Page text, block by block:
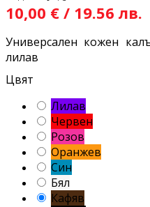
10,00 € / 19.56 лв.
Универсален кожен
лилав
Цвят
Лилав
Червен
Розов
Оранжев
Син
Бял
Кафяв